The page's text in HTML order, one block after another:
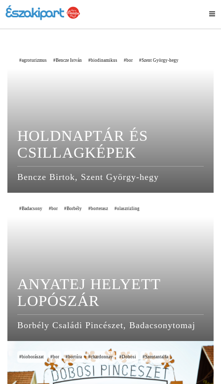
agroturizmus Bencze István biodinamikus bor Szent György-hegy
HOLDNAPTÁR ÉS
CSILLAGKÉPEK
Bencze Birtok, Szent György-hegy
Badacsony bor Borbély borterasz olaszrizling
ANYATEJ HELYETT
LOPÓSZÁR
Borbély Családi Pincészet, Badacsonytomaj
bioborászat bor bortúra chardonnay Dobosi Szentantalfa